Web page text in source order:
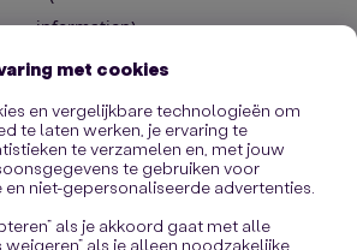
information).
met cookies
en vergelijkbare technologieën om
te laten werken, je ervaring te
te verzamelen en, met jouw
te gebruiken voor
niet-gepersonaliseerde advertenties.
als je akkoord gaat met alle
weigeren” als je alleen noodzakelijke